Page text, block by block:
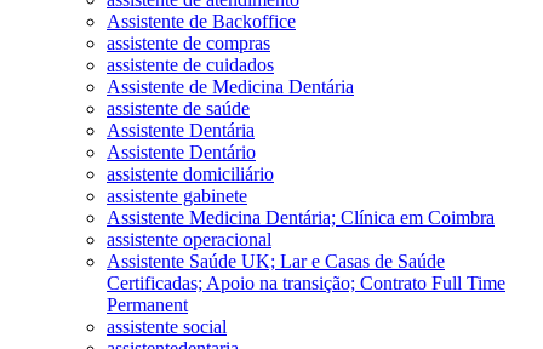
Assistente de Backoffice
assistente de compras
assistente de cuidados
Assistente de Medicina Dentária
assistente de saúde
Assistente Dentária
Assistente Dentário
assistente domiciliário
assistente gabinete
Assistente Medicina Dentária; Clínica em Coimbra
assistente operacional
Assistente Saúde UK; Lar e Casas de Saúde
Certificadas; Apoio na transição; Contrato Full Time
Permanent
assistente social